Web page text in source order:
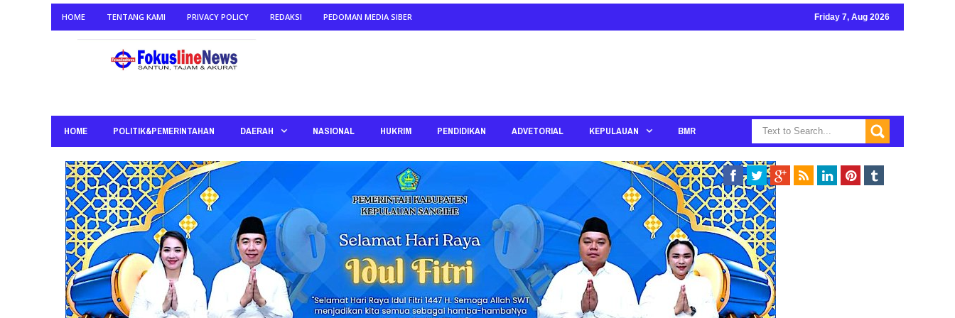
HOME TENTANG KAMI PRIVACY POLICY REDAKSI PEDOMAN MEDIA SIBER Friday 7, Aug 2026
HOME POLITIK&PEMERINTAHAN DAERAH NASIONAL HUKRIM PENDIDIKAN ADVETORIAL KEPULAUAN BMR